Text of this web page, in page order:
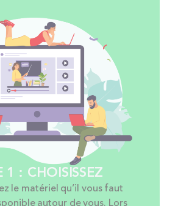
1 : CHOISISSEZ
le matériel qu’il vous faut